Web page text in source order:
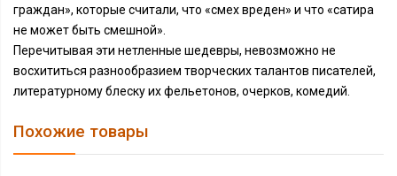
граждан», которые считали, что «смех вреден» и что «сатира
не может быть смешной».
Перечитывая эти нетленные шедевры, невозможно не
восхититься разнообразием творческих талантов писателей,
литературному блеску их фельетонов, очерков, комедий.
Похожие товары